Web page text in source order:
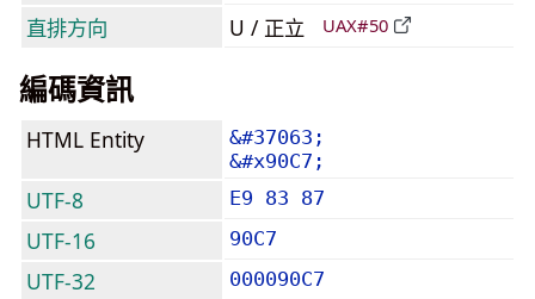
直排方向 U / 正立 UAX#50
編碼資訊
HTML Entity
&#37063;
&#x90C7;
UTF-8 E9 83 87
UTF-16 90C7
UTF-32 000090C7